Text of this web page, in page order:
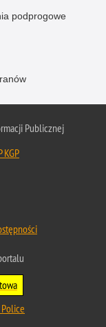
podprogowe
Publicznej
KGP